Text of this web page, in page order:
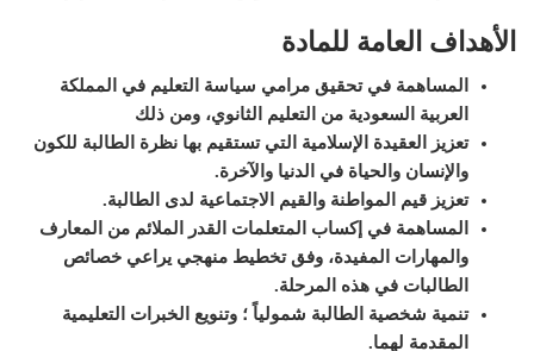
الأهداف العامة للمادة
المساهمة في تحقيق مرامي سياسة التعليم في المملكة
العربية السعودية من التعليم الثانوي، ومن ذلك
تعزيز العقيدة الإسلامية التي تستقيم بها نظرة الطالبة للكون
والإنسان والحياة في الدنيا والآخرة.
تعزيز قيم المواطنة والقيم الاجتماعية لدى الطالبة.
المساهمة في إكساب المتعلمات القدر الملائم من المعارف
والمهارات المفيدة، وفق تخطيط منهجي يراعي خصائص
الطالبات في هذه المرحلة.
تنمية شخصية الطالبة شمولياً ؛ وتنويع الخبرات التعليمية
المقدمة لهما.